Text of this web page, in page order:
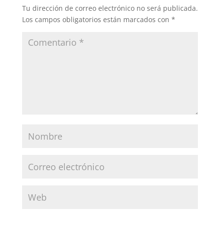
Tu dirección de correo electrónico no será publicada.
Los campos obligatorios están marcados con *